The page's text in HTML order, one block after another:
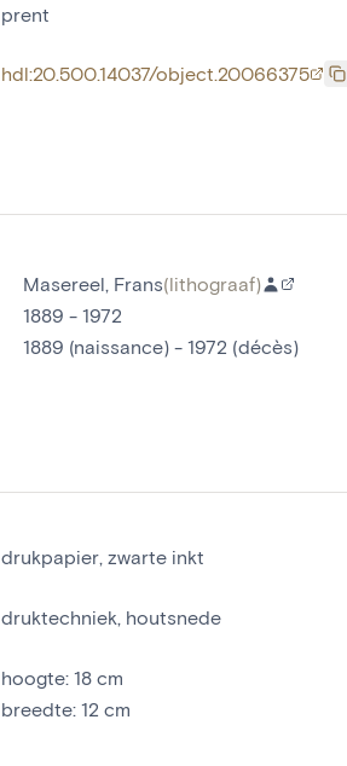
prent
hdl:20.500.14037/object.20066375
Masereel, Frans(lithograaf)
1889 - 1972
1889 (naissance) - 1972 (décès)
drukpapier zwarte inkt
druktechniek houtsnede
hoogte: 18 cm
breedte: 12 cm